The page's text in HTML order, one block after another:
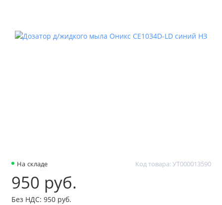
На складе Код товара: УТ000013590
950 руб.
Без НДС: 950 руб.